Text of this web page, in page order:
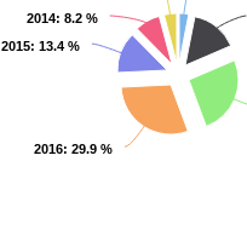
2016: 29.9 %
2015: 13.4 %
2014: 8.2 %